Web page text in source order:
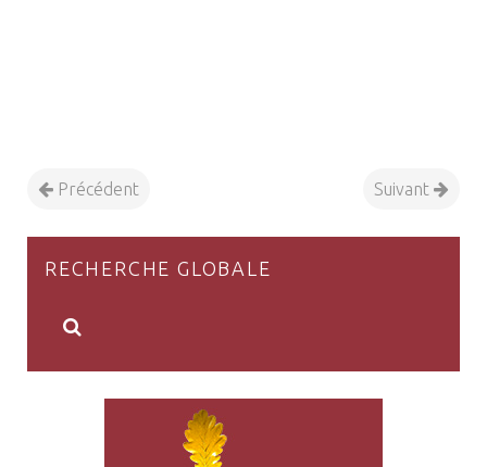
Précédent Suivant
RECHERCHE GLOBALE